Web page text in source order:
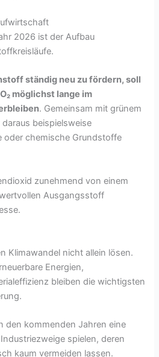
2026 ist der Aufbau
ständig neu zu fördern, soll
möglichst lange im
. Gemeinsam mit grünem
beispielsweise
chemische Grundstoffe
zunehmend von einem
Ausgangsstoff
Klimawandel nicht allein lösen.
Energien,
bleiben die wichtigsten
den kommenden Jahren eine
spielen, deren
kaum vermeiden lassen.